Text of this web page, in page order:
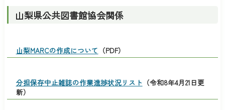
山梨県公共図書館協会関係
山梨MARCの作成について （PDF）
分担保存中止雑誌の作業進捗状況リスト （令和8年4月21日更
新）